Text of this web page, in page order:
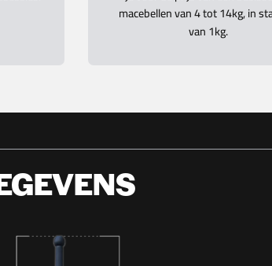
macebellen van 4 tot 14kg, in
van 1kg.